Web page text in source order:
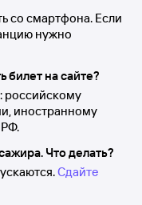
со смартфона. Если
нужно
на сайте?
российскому
иностранному
Что делать?
Сдайте